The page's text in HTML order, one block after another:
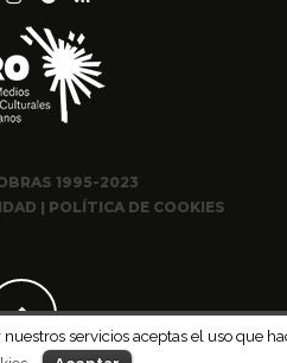
1995-2023
| POLÍTICA DE COOKIES
servicios aceptas el uso que